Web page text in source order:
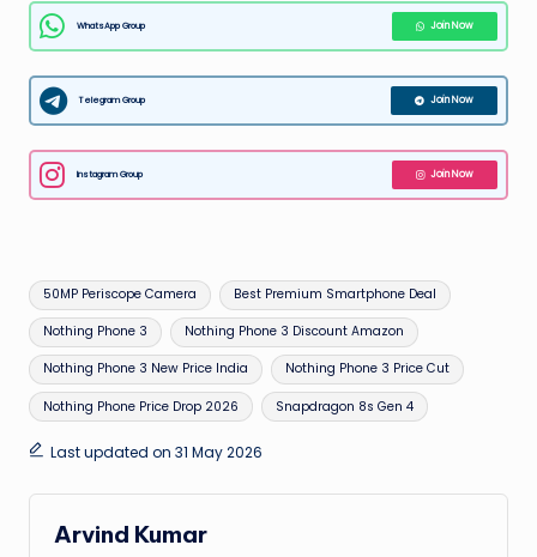
WhatsApp Group Join Now
Telegram Group Join Now
Instagram Group Join Now
Tags:
50MP Periscope Camera Best Premium Smartphone Deal
Nothing Phone 3 Nothing Phone 3 Discount Amazon
Nothing Phone 3 New Price India Nothing Phone 3 Price Cut
Nothing Phone Price Drop 2026 Snapdragon 8s Gen 4
Last updated on 31 May 2026
Arvind Kumar